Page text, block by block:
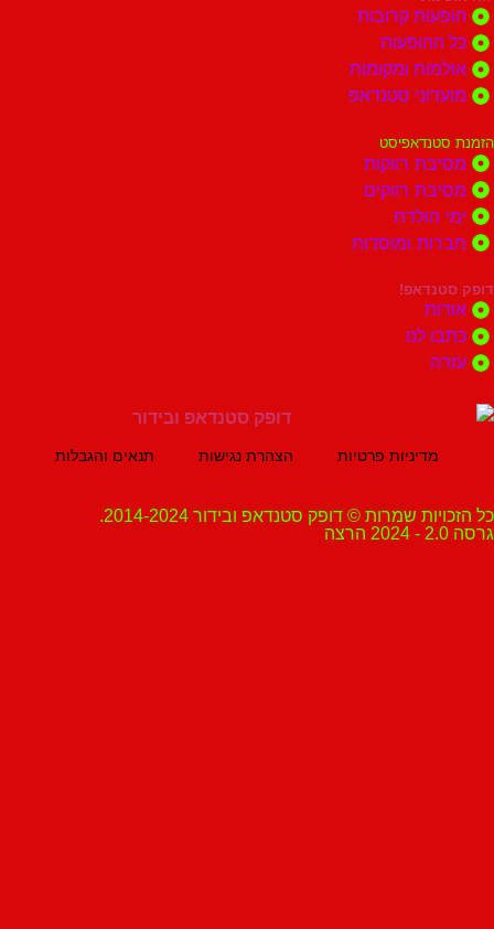
קרובות
ומקומות
סטנדאפ
רווקות
רווקים
ומוסדות
לנו
מדיניות פרטיות הצהרת נגישות תנאים והגבלות
שמרות © דופק סטנדאפ ובידור 2014-2024.